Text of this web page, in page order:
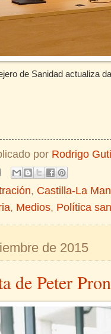
de Sanidad actualiza
por Rodrigo
, Castilla-La
, Medios, Política
de 2015
de Peter